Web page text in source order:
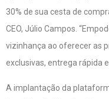
30% de sua cesta de
CEO, Júlio Campos.
vizinhança ao oferecer as
exclusivas, entrega rápida
A implantação da